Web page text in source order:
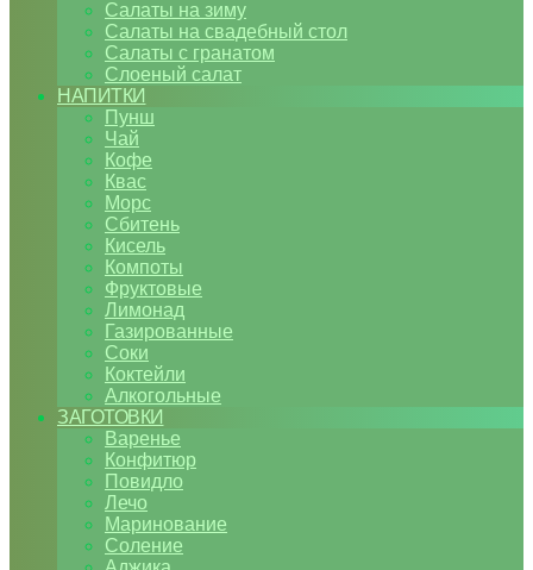
Салаты на зиму
Салаты на свадебный стол
Салаты с гранатом
Слоеный салат
НАПИТКИ
Пунш
Чай
Кофе
Квас
Морс
Сбитень
Кисель
Компоты
Фруктовые
Лимонад
Газированные
Соки
Коктейли
Алкогольные
ЗАГОТОВКИ
Варенье
Конфитюр
Повидло
Лечо
Маринование
Соление